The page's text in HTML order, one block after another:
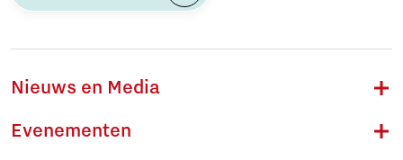
Nieuws en Media
Evenementen